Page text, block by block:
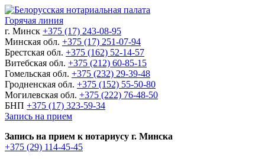
Горячая линия
г. Минск +375 (17) 243-08-95
Минская обл. +375 (17) 251-07-94
Брестская обл. +375 (162) 52-14-57
Витебская обл. +375 (212) 60-85-15
Гомельская обл. +375 (232) 29-39-48
Гродненская обл. +375 (152) 55-50-80
Могилевская обл. +375 (222) 76-48-50
БНП +375 (17) 323-59-34
Запись на прием
Запись на прием к нотариусу г. Минска
+375 (29) 114-45-45